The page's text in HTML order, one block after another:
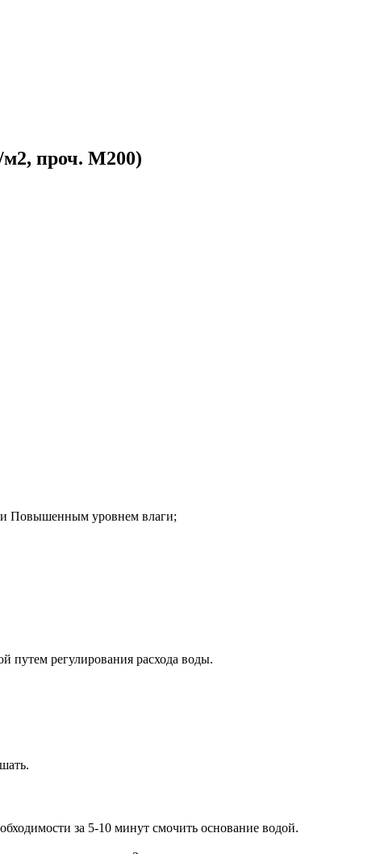
м2, проч. М200)
и Повышенным уровнем влаги;
путем регулирования расхода воды.
за 5-10 минут смочить основание водой.